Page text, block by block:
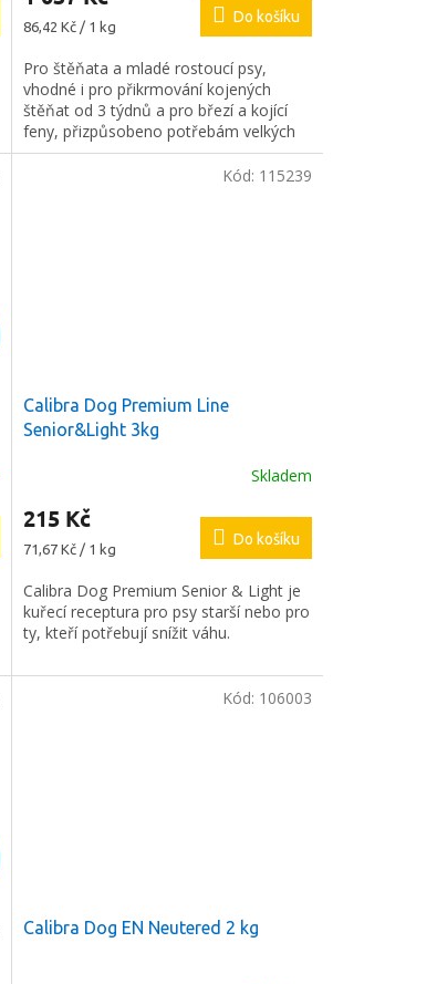
Měrná
86,42 Kč / 1 kg
Do košíku
Pro štěňata a mladé rostoucí psy,
vhodné i pro přikrmování kojených
štěňat od 3 týdnů a pro březí a kojící
feny, přizpůsobeno potřebám velkých
psů (včetně velikosti granulek).
Calibra Dog Premium Line
Senior&Light 3kg
Skladem
215 Kč
Měrná
71,67 Kč / 1 kg
Do košíku
Calibra Dog Premium Senior & Light je
kuřecí receptura pro psy starší nebo pro
ty, kteří potřebují snížit váhu.
Kód: 115239
Calibra Dog EN Neutered 2 kg
Kód: 106003